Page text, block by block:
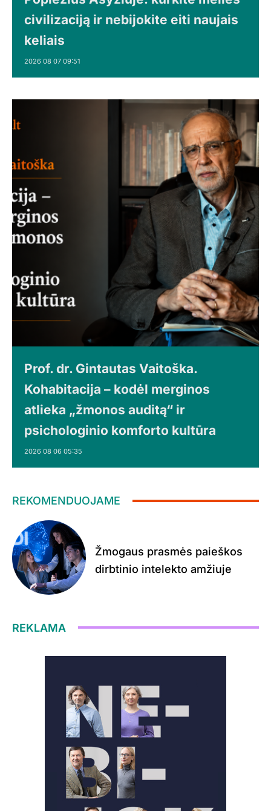
civilizaciją ir nebijokite eiti naujais
keliais
2026 08 07 09:51
Prof. dr. Gintautas Vaitoška.
Kohabitacija – kodėl merginos
atlieka „žmonos auditą“ ir
psichologinio komforto kultūra
2026 08 06 05:35
REKOMENDUOJAME
Žmogaus prasmės paieškos
dirbtinio intelekto amžiuje
REKLAMA